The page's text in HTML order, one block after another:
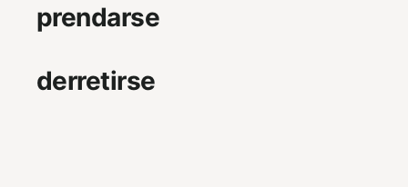
prendarse
derretirse